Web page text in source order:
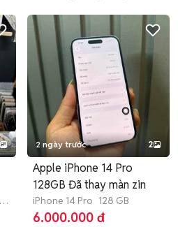
2 ngày trước 2
Apple iPhone 14 Pro
128GB Đã thay màn zin
iPhone 14 Pro 128 GB
6.000.000 đ